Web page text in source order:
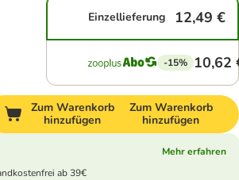
Einzellieferung 12,49 €
-15% 10,62
Zum Warenkorb
hinzufügen
Zum Warenkorb
hinzufügen
Mehr erfahren
ab 39€